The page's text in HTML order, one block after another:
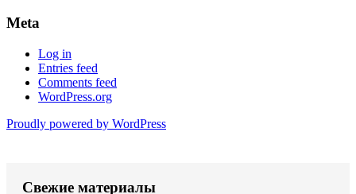
Meta
Log in
Entries feed
Comments feed
WordPress.org
Proudly powered by WordPress
Свежие материалы